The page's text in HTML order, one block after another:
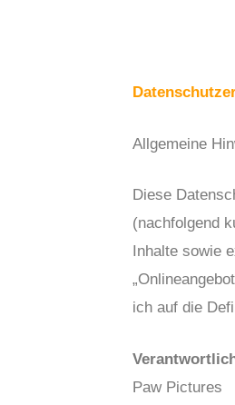
Allgemeine
Diese
(nachfolgend
Inhalte sowie
ich auf die
Paw Pictures